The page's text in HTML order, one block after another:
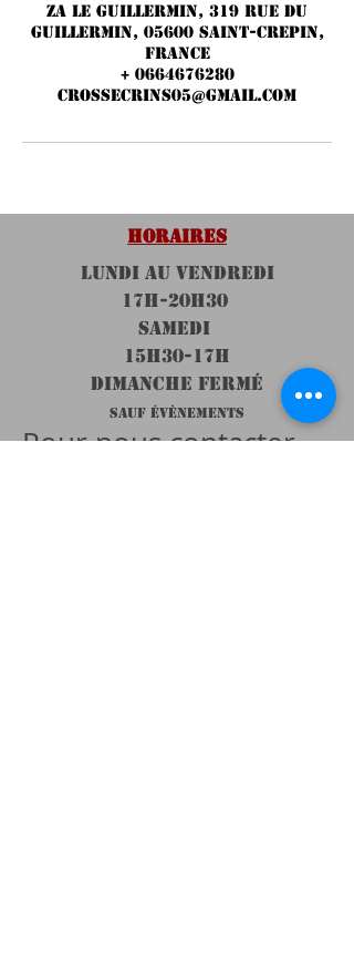
ZA LE GUILLERMIN, 319 rue du
Guillermin, 05600 Saint-Crepin,
France
+ 0664676280
crossecrins05@gmail.com
HORAIRES
LUNDI au VENDREDI
17H-20h30
SAMEDI
15H30-17H
DIMANCHE FERMÉ
SAUF ÉVÈNEMENTS
Pour nous contacter